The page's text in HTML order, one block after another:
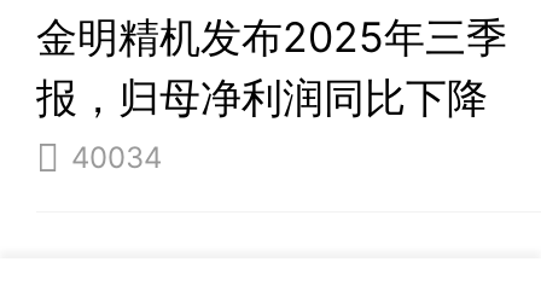
金明精机发布2025年三季
报，归母净利润同比下降
37%
40034